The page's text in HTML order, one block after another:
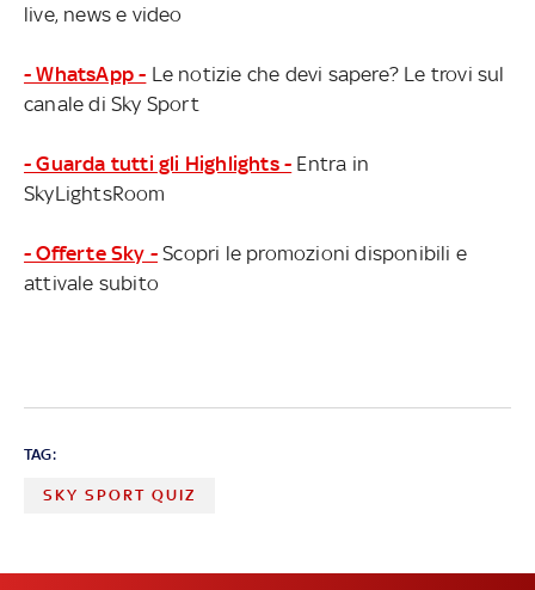
live, news e video
- WhatsApp - Le notizie che devi sapere? Le trovi sul
canale di Sky Sport
- Guarda tutti gli Highlights - Entra in
SkyLightsRoom
- Offerte Sky - Scopri le promozioni disponibili e
attivale subito
TAG:
SKY SPORT QUIZ